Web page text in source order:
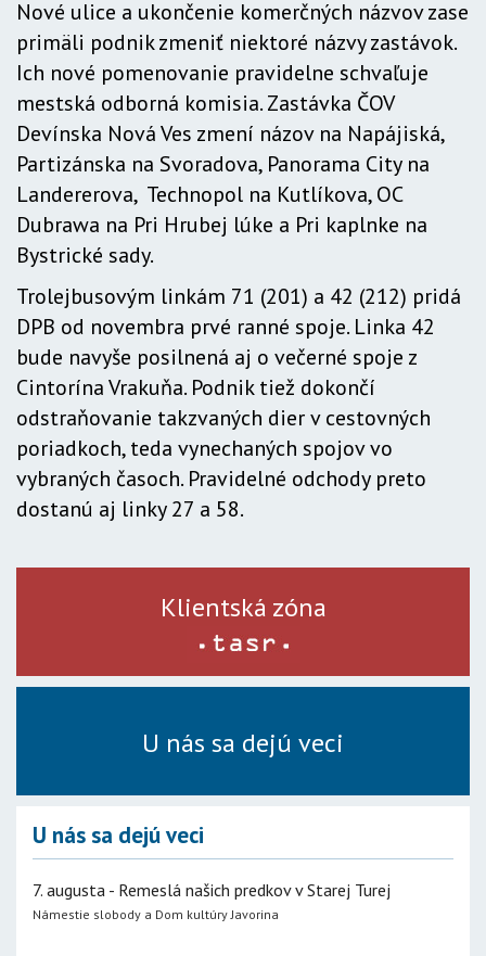
Nové ulice a ukončenie komerčných názvov zase
primäli podnik zmeniť niektoré názvy zastávok.
Ich nové pomenovanie pravidelne schvaľuje
mestská odborná komisia. Zastávka ČOV
Devínska Nová Ves zmení názov na Napájiská,
Partizánska na Svoradova, Panorama City na
Landererova, Technopol na Kutlíkova, OC
Dubrawa na Pri Hrubej lúke a Pri kaplnke na
Bystrické sady.
Trolejbusovým linkám 71 (201) a 42 (212) pridá
DPB od novembra prvé ranné spoje. Linka 42
bude navyše posilnená aj o večerné spoje z
Cintorína Vrakuňa. Podnik tiež dokončí
odstraňovanie takzvaných dier v cestovných
poriadkoch, teda vynechaných spojov vo
vybraných časoch. Pravidelné odchody preto
dostanú aj linky 27 a 58.
Klientská zóna
U nás sa dejú veci
U nás sa dejú veci
7. augusta - Remeslá našich predkov v Starej Turej
Námestie slobody a Dom kultúry Javorina